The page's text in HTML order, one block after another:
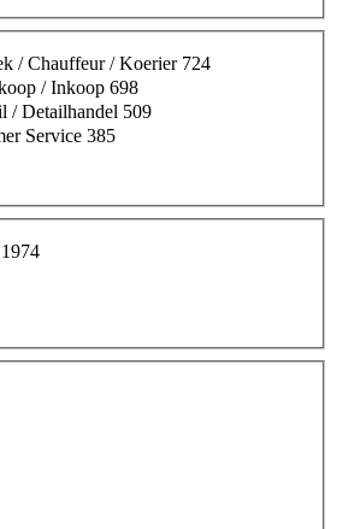
/ Chauffeur / Koerier 724
/ Inkoop 698
/ Detailhandel 509
Service 385
1974